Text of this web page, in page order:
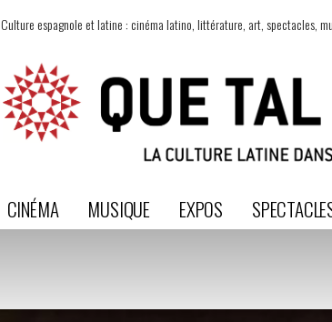
Culture espagnole et latine : cinéma latino, littérature, art, spectacles,
CINÉMA MUSIQUE EXPOS